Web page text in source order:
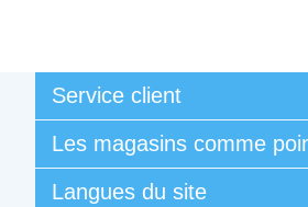
Service client
Mes commandes
Conditions générales de vente et de
Contactez-nous
Les magasins comme
Langues du site